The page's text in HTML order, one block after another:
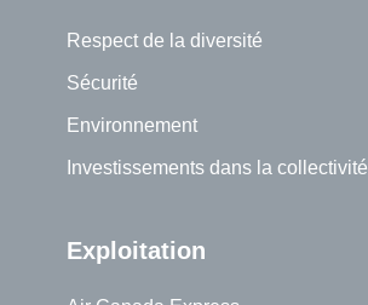
Respect de la diversité
Sécurité
Environnement
Investissements dans la collectivité
Exploitation